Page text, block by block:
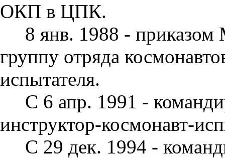
ОКП в ЦПК.
8 янв. 1988 -
группу отря­да
испытателя.
С 6 апр. 1991 -
инст­руктор-космонавт-
С 29 дек. 1994 -